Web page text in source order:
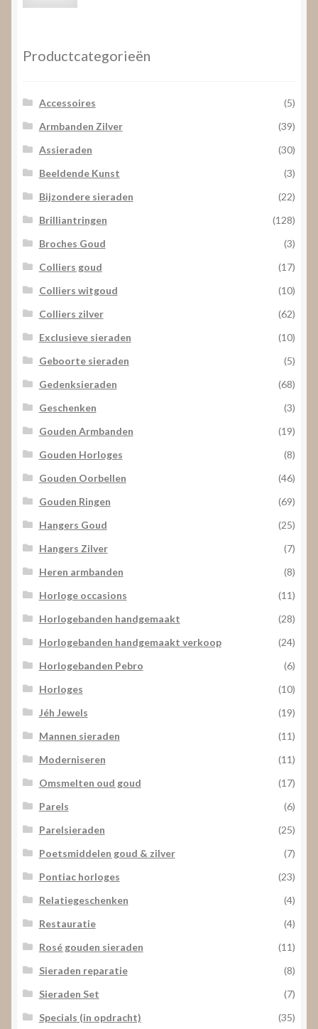
Productcategorieën
Accessoires
(5)
Armbanden Zilver
(39)
Assieraden
(30)
Beeldende Kunst
(3)
Bijzondere sieraden
(22)
Brilliantringen
(128)
Broches Goud
(3)
Colliers goud
(17)
Colliers witgoud
(10)
Colliers zilver
(62)
Exclusieve sieraden
(10)
Geboorte sieraden
(5)
Gedenksieraden
(68)
Geschenken
(3)
Gouden Armbanden
(19)
Gouden Horloges
(8)
Gouden Oorbellen
(46)
Gouden Ringen
(69)
Hangers Goud
(25)
Hangers Zilver
(7)
Heren armbanden
(8)
Horloge occasions
(11)
Horlogebanden handgemaakt
(28)
Horlogebanden handgemaakt verkoop
(24)
Horlogebanden Pebro
(6)
Horloges
(10)
Jéh Jewels
(19)
Mannen sieraden
(11)
Moderniseren
(11)
Omsmelten oud goud
(17)
Parels
(6)
Parelsieraden
(25)
Poetsmiddelen goud & zilver
(7)
Pontiac horloges
(23)
Relatiegeschenken
(4)
Restauratie
(4)
Rosé gouden sieraden
(11)
Sieraden reparatie
(8)
Sieraden Set
(7)
Specials (in opdracht)
(35)